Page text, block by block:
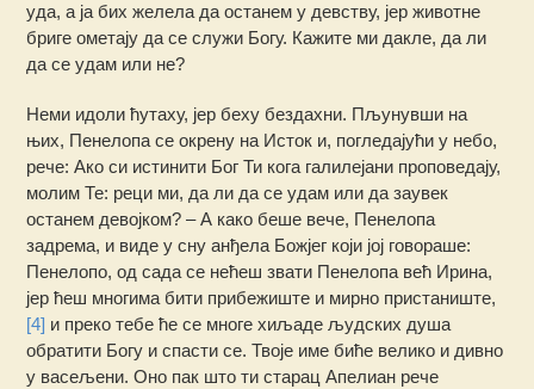
уда, а ја бих желела да останем у девству, јер животне
бриге ометају да се служи Богу. Кажите ми дакле, да ли
да се удам или не?
Неми идоли ћутаху, јер беху бездахни. Пљунувши на
њих, Пенелопа се окрену на Исток и, погледајући у небо,
рече: Ако си истинити Бог Ти кога галилејани проповедају,
молим Те: реци ми, да ли да се удам или да заувек
останем девојком? – А како беше вече, Пенелопа
задрема, и виде у сну анђела Божјег који јој говораше:
Пенелопо, од сада се нећеш звати Пенелопа већ Ирина,
јер ћеш многима бити прибежиште и мирно пристаниште,
[4] и преко тебе ће се многе хиљаде људcких душа
обратити Богу и спасти се. Твоје име биће велико и дивно
у васељени. Оно пак што ти старац Апелиан рече